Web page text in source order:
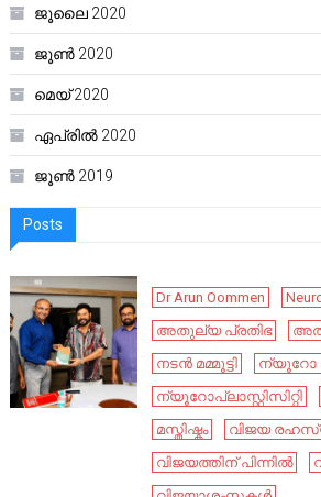
ജൂലൈ 2020
ജൂൺ 2020
മെയ്‌ 2020
ഏപ്രിൽ 2020
ജൂൺ 2019
Posts
Dr Arun Oommen
അതുല്യ പ്രതിഭ
നടൻ മമ്മൂട്ടി
ന്യൂറോ
ന്യൂറോപ്ലാസ്റ്റിസിറ്റി
മസ്തിഷ്കം
വിജയ
വിജയത്തിന് പിന്നിൽ